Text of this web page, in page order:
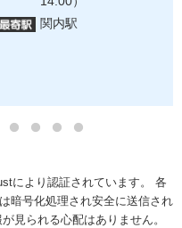
により認証されています。
各
暗号化処理され安全に送信され
見られる心配はありません。